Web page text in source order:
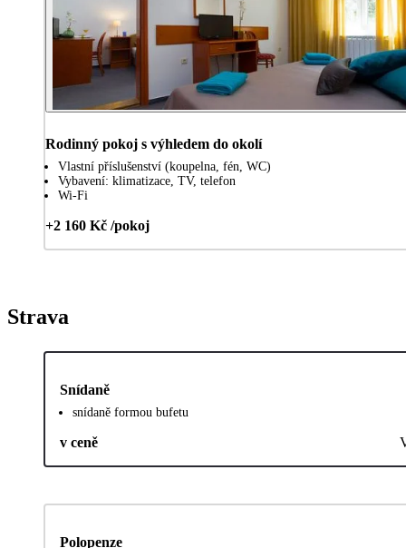
Rodinný pokoj s výhledem do okolí
Vlastní příslušenství (koupelna, fén, WC)
Vybavení: klimatizace, TV, telefon
Wi-Fi
+2 160 Kč /pokoj
Strava
Snídaně
snídaně formou bufetu
v ceně
Polopenze